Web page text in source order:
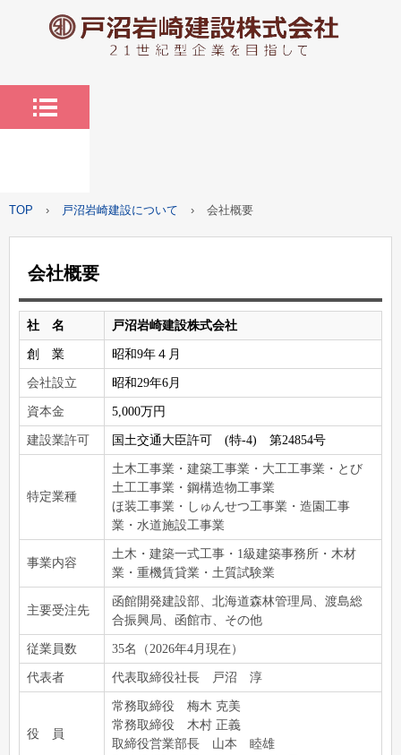
TOP › 戸沼岩崎建設について › 会社概要
会社概要
社 名 戸沼岩崎建設株式会社
創 業 昭和9年４月
会社設立 昭和29年6月
資本金 5,000万円
建設業許可 国土交通大臣許可 (特-4) 第24854号
特定業種
土木工事業・建築工事業・大工工事業・とび
土工工事業・鋼構造物工事業
ほ装工事業・しゅんせつ工事業・造園工事
業・水道施設工事業
事業内容
土木・建築一式工事・1級建築事務所・木材
業・重機賃貸業・土質試験業
主要受注先
函館開発建設部、北海道森林管理局、渡島総
合振興局、函館市、その他
従業員数 35名（2026年4月現在）
代表者 代表取締役社長 戸沼 淳
役 員
常務取締役 梅木 克美
常務取締役 木村 正義
取締役営業部長 山本 睦雄